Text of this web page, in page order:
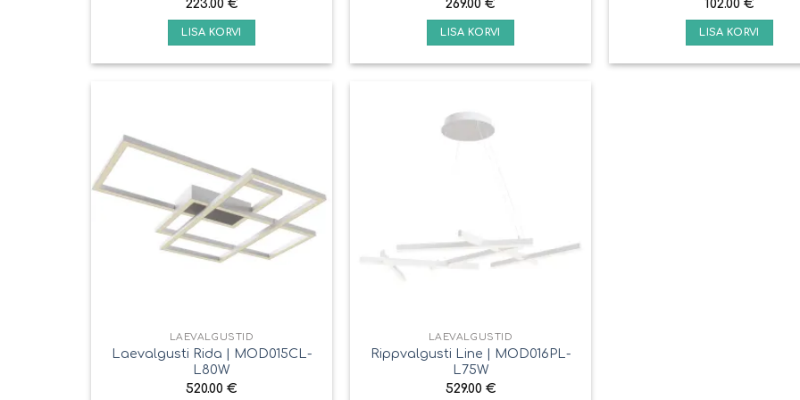
223.00 €
LISA KORVI
269.00 €
LISA KORVI
102.00 €
LISA KORVI
LAEVALGUSTID
Laevalgusti Rida | MOD015CL-
L80W
520.00 €
LAEVALGUSTID
Rippvalgusti Line | MOD016PL-
L75W
529.00 €